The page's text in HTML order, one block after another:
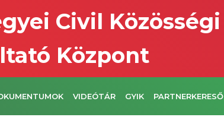
Civil Közösségi
Központ
VIDEÓTÁR GYIK PARTNERKERESŐ